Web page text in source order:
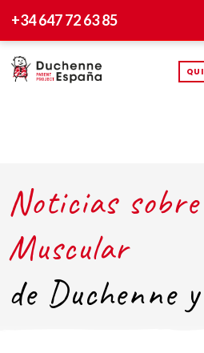
+34 647 72 63 85
Noticias
Muscular
de Duchenne